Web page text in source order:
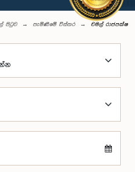
පිටුව පැමිණීමේ විස්තර චමල් රාජපක්ෂ